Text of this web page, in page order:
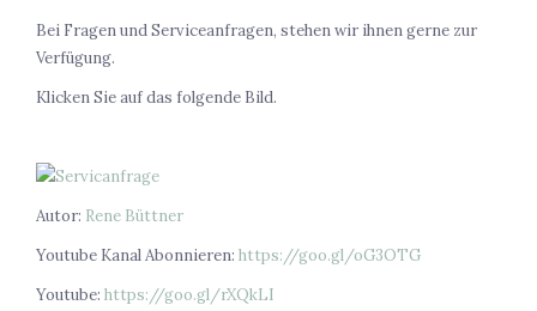
Bei Fragen und Serviceanfragen, stehen wir ihnen gerne zur
Verfügung.
Klicken Sie auf das folgende Bild.
Autor: Rene Büttner
Youtube Kanal Abonnieren: https://goo.gl/oG3OTG
Youtube: https://goo.gl/rXQkLI